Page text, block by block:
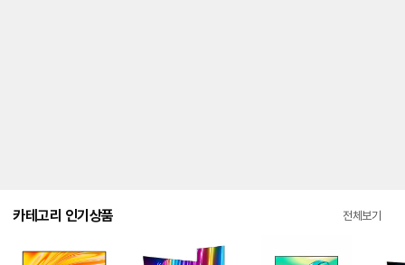
카테고리 인기상품 전체보기